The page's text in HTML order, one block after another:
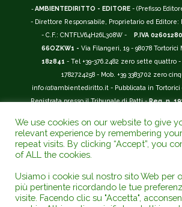
-AMBIENTEDIRITTO - EDITORE - (Prefisso
- Direttore Responsabile, Proprietario ed Editore:
- C.F.: CNTFLV64H26L308W -
P.IVA
66OZKW1 - Via Filangeri, 19 - 98078 Tortorici
182841 - Tel +39-376.2482 zero sette quattro -
1782724258 - Mob. +39 3383702 zero
info(at)ambientediritto.it - Pubblicata in Tortorici
Registrata presso il Tribunale di Patti -Reg. n.
__________
La Rivista Giuridica AMBIENTEDIRITTO.IT
riconosciuta ed inserita nell'Area 12 - (
Universitario e della Ricerca (D.P.R. n.76/2010).
Ricerca (
); Autovalutazione, Valutazione periodica,
We use cookies on our website to give
relevant experience by remembering
repeat visits. By clicking “Accept”, you
of ALL the cookies.
Usiamo i cookie sul nostro sito Web per
più pertinente ricordando le tue
visite. Facendo clic su "Accetta",